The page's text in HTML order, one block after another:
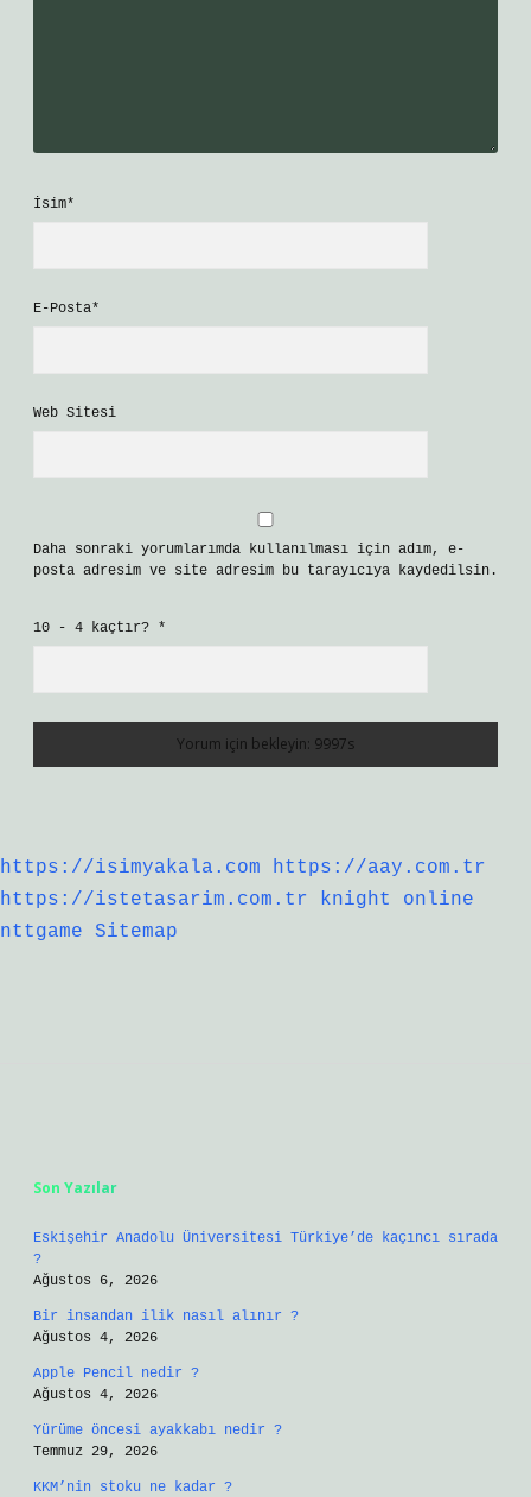
İsim*
E-Posta*
Web Sitesi
Daha sonraki yorumlarımda kullanılması için adım, e-
posta adresim ve site adresim bu tarayıcıya kaydedilsin.
10 - 4 kaçtır? *
https://isimyakala.com
https://aay.com.tr
https://istetasarim.com.tr
knight online
nttgame
Sitemap
Son Yazılar
Eskişehir Anadolu Üniversitesi Türkiye’de kaçıncı sırada
?
Ağustos 6, 2026
Bir insandan ilik nasıl alınır ?
Ağustos 4, 2026
Apple Pencil nedir ?
Ağustos 4, 2026
Yürüme öncesi ayakkabı nedir ?
Temmuz 29, 2026
KKM’nin stoku ne kadar ?